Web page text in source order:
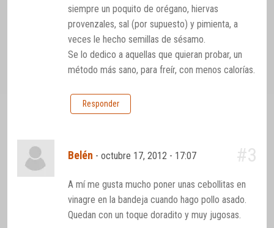
siempre un poquito de orégano, hiervas
provenzales, sal (por supuesto) y pimienta, a
veces le hecho semillas de sésamo.
Se lo dedico a aquellas que quieran probar, un
método más sano, para freír, con menos calorías.
Responder
Belén -octubre 17, 2012 - 17:07 #3
A mí me gusta mucho poner unas cebollitas en
vinagre en la bandeja cuando hago pollo asado.
Quedan con un toque doradito y muy jugosas.